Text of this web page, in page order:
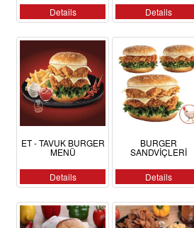
Details Details
ET - TAVUK BURGER
MENÜ
Details
BURGER
SANDVİÇLERİ
Details